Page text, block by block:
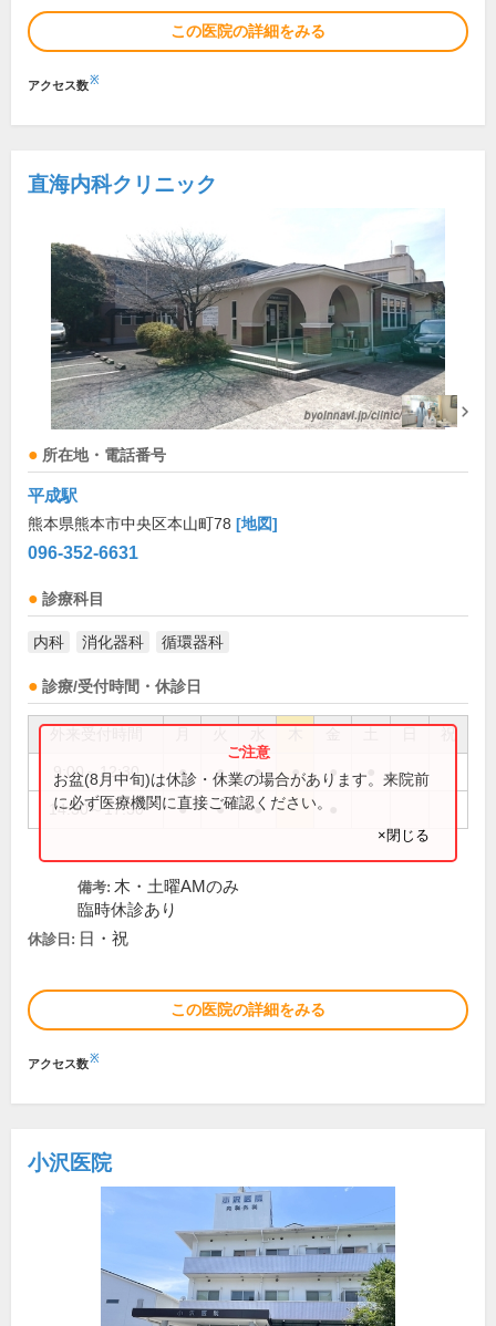
この医院の詳細をみる
アクセス数※
直海内科クリニック
所在地・電話番号
平成駅
熊本県熊本市中央区本山町78 [地図]
096-352-6631
診療科目
内科 消化器科 循環器科
診療/受付時間・休診日
祝
9:00～12:30 ● ● ● ● ●
14:30～17:30 ● ● ●
お盆(8月中旬)は休診・休業の場合があります。来院前
に必ず医療機関に直接ご確認ください。
×閉じる
備考: 木・土曜AMのみ
臨時休診あり
休診日: 日・祝
この医院の詳細をみる
アクセス数※
小沢医院